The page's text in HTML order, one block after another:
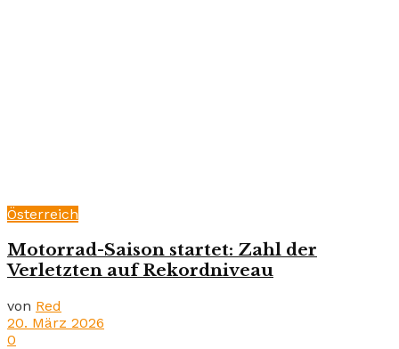
Österreich
Motorrad-Saison startet: Zahl der
Verletzten auf Rekordniveau
von Red
20. März 2026
0